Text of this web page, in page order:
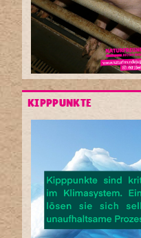
KIPPPUNKTE